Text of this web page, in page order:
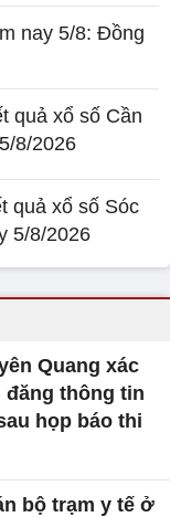
nay 5/8: Đồng
quả xổ số Cần
8/2026
quả xổ số Sóc
5/8/2026
Quang xác
thông tin
họp báo thi
bộ trạm y tế ở